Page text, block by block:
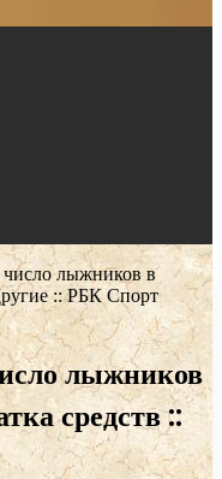
лыжников в
:: РБК Спорт
лыжников
средств ::